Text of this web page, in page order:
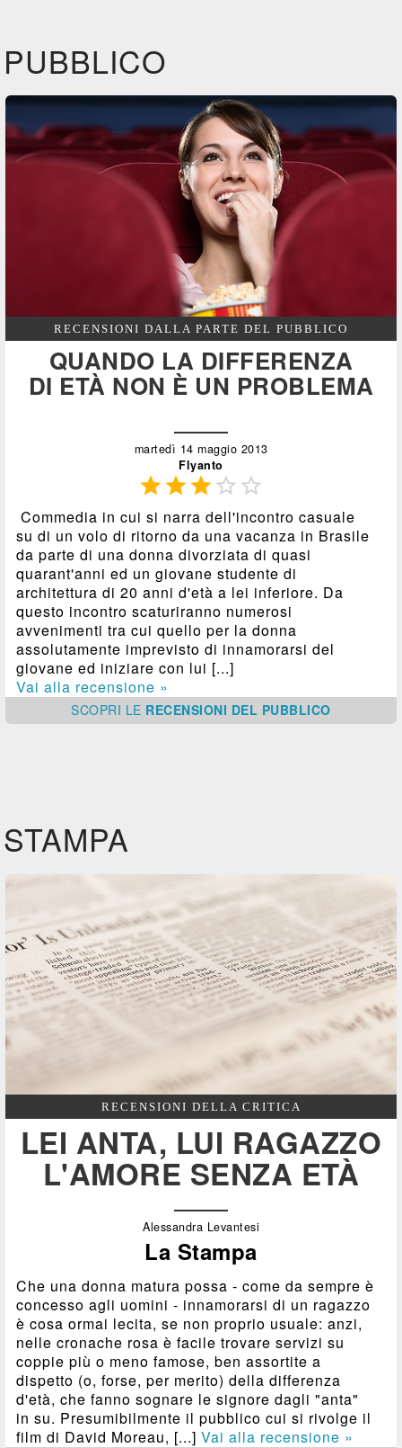
PUBBLICO
RECENSIONI DALLA PARTE DEL PUBBLICO
QUANDO LA DIFFERENZA
DI ETÀ NON È UN PROBLEMA
martedì 14 maggio 2013
Flyanto
 
Commedia in cui si narra dell'incontro casuale
su di un volo di ritorno da una vacanza in Brasile
da parte di una donna divorziata di quasi
quarant'anni ed un giovane studente di
architettura di 20 anni d'età a lei inferiore. Da
questo incontro scaturiranno numerosi
avvenimenti tra cui quello per la donna
assolutamente imprevisto di innamorarsi del
giovane ed iniziare con lui [...]
Vai alla recensione »
SCOPRI LE RECENSIONI DEL PUBBLICO
STAMPA
RECENSIONI DELLA CRITICA
LEI ANTA, LUI RAGAZZO
L'AMORE SENZA ETÀ
Alessandra Levantesi
La Stampa
Che una donna matura possa - come da sempre è
concesso agli uomini - innamorarsi di un ragazzo
è cosa ormai lecita, se non proprio usuale: anzi,
nelle cronache rosa è facile trovare servizi su
coppie più o meno famose, ben assortite a
dispetto (o, forse, per merito) della differenza
d'età, che fanno sognare le signore dagli "anta"
in su. Presumibilmente il pubblico cui si rivolge il
film di David Moreau, [...]Vai alla recensione »